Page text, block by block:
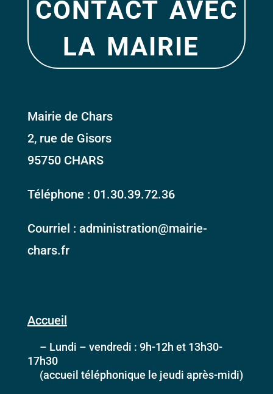
la mairie
Mairie de Chars
2, rue de Gisors
95750 CHARS
Téléphone : 01.30.39.72.36
Courriel : administration@mairie-
chars.fr
Accueil
– Lundi – vendredi : 9h-12h et 13h30-
17h30
(accueil téléphonique le jeudi après-midi)